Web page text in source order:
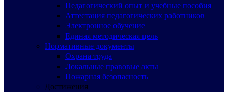
Педагогический опыт и учебные пособия
Аттестация педагогических работников
Электронное обучение
Единая методическая цель
Нормативные документы
Охрана труда
Локальные правовые акты
Пожарная безопасность
Достижения